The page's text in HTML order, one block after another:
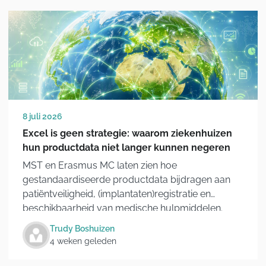
8 juli 2026
Excel is geen strategie: waarom ziekenhuizen
hun productdata niet langer kunnen negeren
MST en Erasmus MC laten zien hoe
gestandaardiseerde productdata bijdragen aan
patiëntveiligheid, (implantaten)registratie en
beschikbaarheid van medische hulpmiddelen.
Trudy Boshuizen
4 weken geleden